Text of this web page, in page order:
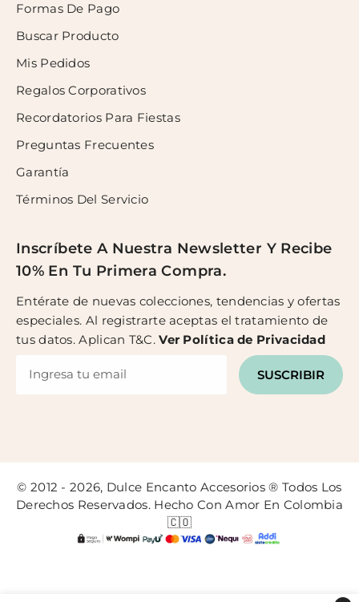
Formas De Pago
Buscar Producto
Mis Pedidos
Regalos Corporativos
Recordatorios Para Fiestas
Preguntas Frecuentes
Garantía
Términos Del Servicio
Inscríbete A Nuestra Newsletter Y Recibe
10% En Tu Primera Compra.
Entérate de nuevas colecciones, tendencias y ofertas
especiales. Al registrarte aceptas el tratamiento de
tus datos. Aplican T&C.Ver Política de Privacidad
SUSCRIBIR
© 2012 - 2026, Dulce Encanto Accesorios ® Todos Los
Derechos Reservados. Hecho Con Amor En Colombia
🇨🇴